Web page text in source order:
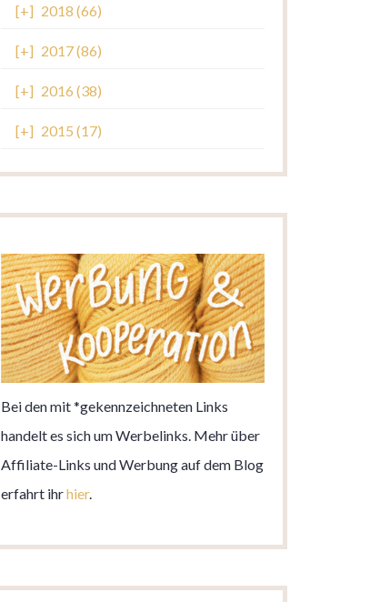
[+] 2018 (66)
[+] 2017 (86)
[+] 2016 (38)
[+] 2015 (17)
Bei den mit *gekennzeichneten Links
handelt es sich um Werbelinks. Mehr über
Affiliate-Links und Werbung auf dem Blog
erfahrt ihrhier.